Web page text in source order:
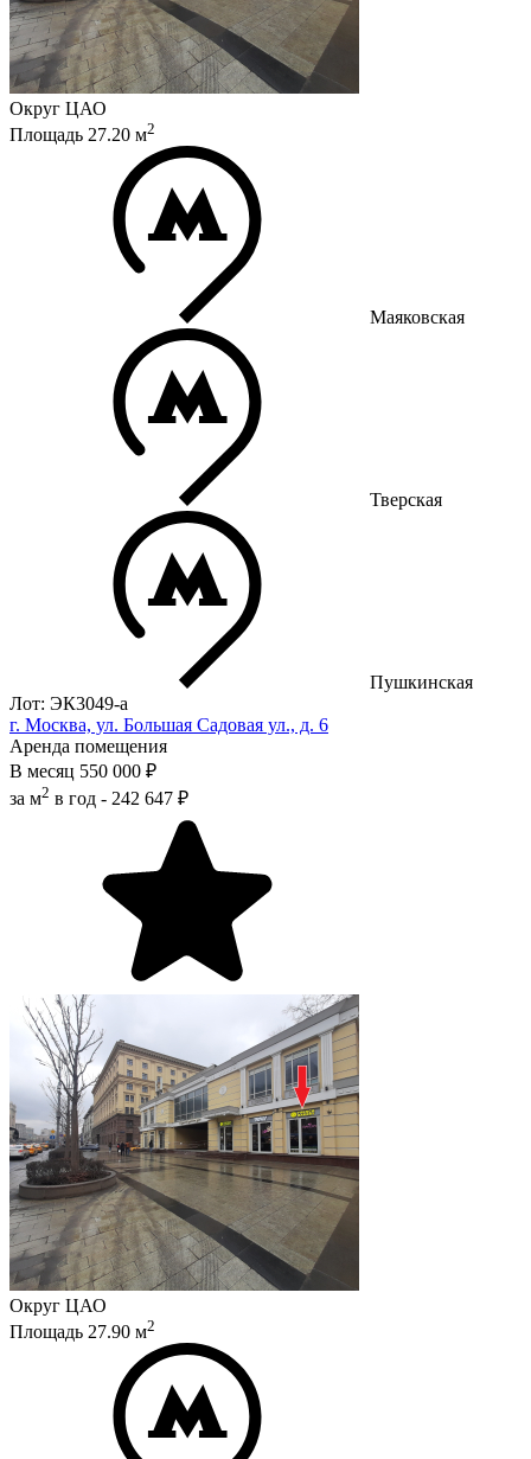
Округ ЦАО
Площадь 27.20 м2
Маяковская
Тверская
Пушкинская
Лот: ЭК3049-a
г. Москва, ул. Большая Садовая ул., д. 6
Аренда помещения
В месяц 550 000 ₽
за м2 в год - 242 647 ₽
Округ ЦАО
Площадь 27.90 м2